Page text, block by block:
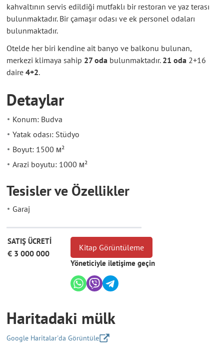
kahvaltının servis edildiği mutfaklı bir restoran ve yaz terası
bulunmaktadır. Bir çamaşır odası ve ek personel odaları
bulunmaktadır.
Otelde her biri kendine ait banyo ve balkonu bulunan,
merkezi klimaya sahip 27 oda bulunmaktadır. 21 oda 2+16
daire 4+2.
Detaylar
Konum: Budva
Yatak odası: Stüdyo
Boyut: 1500 м²
Arazi boyutu: 1000 м²
Tesisler ve Özellikler
Garaj
SATIŞ ÜCRETİ
€ 3 000 000
Kitap Görüntüleme
Yöneticiyle iletişime geçin
Haritadaki mülk
Google Haritalar'da Görüntüle